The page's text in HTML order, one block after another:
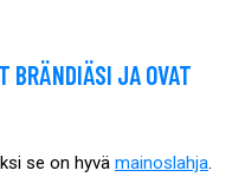
BRÄNDIÄSI JA OVAT
se on hyvä mainoslahja.